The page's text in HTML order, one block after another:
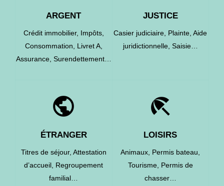
ARGENT
Crédit immobilier, Impôts,
Consommation, Livret A,
Assurance, Surendettement…
JUSTICE
Casier judiciaire, Plainte,Aide
juridictionnelle, Saisie…
public
ÉTRANGER
Titres de séjour, Attestation
d’accueil, Regroupement
familial…
beach_access
LOISIRS
Animaux, Permis bateau,
Tourisme, Permis de
chasser…